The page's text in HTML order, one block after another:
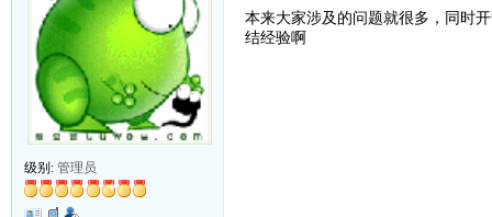
级别: 管理员
本来大家涉及的问题就很多，同时
结经验啊